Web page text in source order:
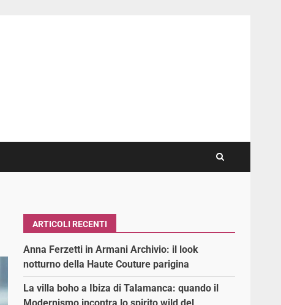
ARTICOLI RECENTI
Anna Ferzetti in Armani Archivio: il look
notturno della Haute Couture parigina
La villa boho a Ibiza di Talamanca: quando il